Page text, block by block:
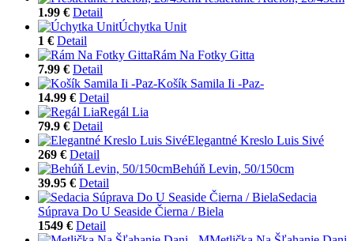
1.99 € Detail
Úchytka Unit
1 € Detail
Rám Na Fotky Gitta
7.99 € Detail
Košík Samila Ii -Paz-
14.99 € Detail
Regál Lia
79.9 € Detail
Elegantné Kreslo Luis Sivé
269 € Detail
Behúň Levin, 50/150cm
39.95 € Detail
Sedacia
Súprava Do U Seaside Čierna / Biela
1549 € Detail